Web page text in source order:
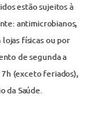
estão sujeitos à
antimicrobianos,
físicas ou por
de segunda a
(exceto feriados),
da Saúde.